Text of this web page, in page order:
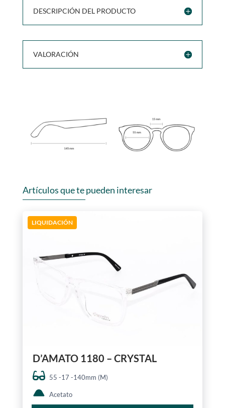
DESCRIPCIÓN DEL PRODUCTO
VALORACIÓN
Artículos que te pueden interesar
LIQUIDACIÓN
D’AMATO 1180 – CRYSTAL
55 -17 -140mm (M)
Acetato